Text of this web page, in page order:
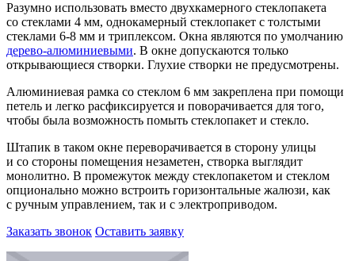
Разумно использовать вместо двухкамерного стеклопакета
со стеклами 4 мм, однокамерный стеклопакет с толстыми
стеклами 6-8 мм и триплексом. Окна являются по умолчанию
дерево-алюминиевыми. В окне допускаются только
открывающиеся створки. Глухие створки не предусмотрены.
Алюминиевая рамка со стеклом 6 мм закреплена при помощи
петель и легко расфиксируется и поворачивается для того,
чтобы была возможность помыть стеклопакет и стекло.
Штапик в таком окне переворачивается в сторону улицы
и со стороны помещения незаметен, створка выглядит
монолитно. В промежуток между стеклопакетом и стеклом
опционально можно встроить горизонтальные жалюзи, как
с ручным управлением, так и с электроприводом.
Заказать звонок Оставить заявку